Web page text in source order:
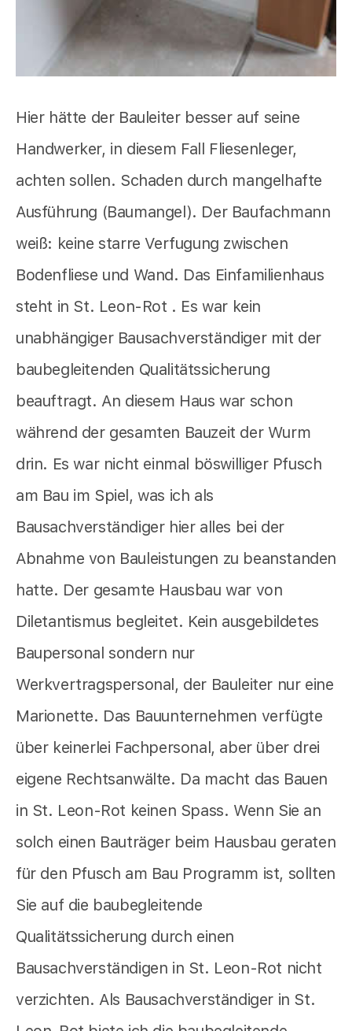
Hier hätte der Bauleiter besser auf seine
Handwerker, in diesem Fall Fliesenleger,
achten sollen. Schaden durch mangelhafte
Ausführung (Baumangel). Der Baufachmann
weiß: keine starre Verfugung zwischen
Bodenfliese und Wand. Das Einfamilienhaus
steht in St. Leon-Rot . Es war kein
unabhängiger Bausachverständiger mit der
baubegleitenden Qualitätssicherung
beauftragt. An diesem Haus war schon
während der gesamten Bauzeit der Wurm
drin. Es war nicht einmal böswilliger Pfusch
am Bau im Spiel, was ich als
Bausachverständiger hier alles bei der
Abnahme von Bauleistungen zu beanstanden
hatte. Der gesamte Hausbau war von
Diletantismus begleitet. Kein ausgebildetes
Baupersonal sondern nur
Werkvertragspersonal, der Bauleiter nur eine
Marionette. Das Bauunternehmen verfügte
über keinerlei Fachpersonal, aber über drei
eigene Rechtsanwälte. Da macht das Bauen
in St. Leon-Rot keinen Spass. Wenn Sie an
solch einen Bauträger beim Hausbau geraten
für den Pfusch am Bau Programm ist, sollten
Sie auf die baubegleitende
Qualitätssicherung durch einen
Bausachverständigen in St. Leon-Rot nicht
verzichten. Als Bausachverständiger in St.